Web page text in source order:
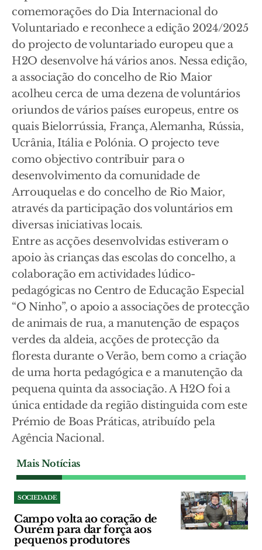
comemorações do Dia Internacional do
Voluntariado e reconhece a edição 2024/2025
do projecto de voluntariado europeu que a
H2O desenvolve há vários anos. Nessa edição,
a associação do concelho de Rio Maior
acolheu cerca de uma dezena de voluntários
oriundos de vários países europeus, entre os
quais Bielorrússia, França, Alemanha, Rússia,
Ucrânia, Itália e Polónia. O projecto teve
como objectivo contribuir para o
desenvolvimento da comunidade de
Arrouquelas e do concelho de Rio Maior,
através da participação dos voluntários em
diversas iniciativas locais.
Entre as acções desenvolvidas estiveram o
apoio às crianças das escolas do concelho, a
colaboração em actividades lúdico-
pedagógicas no Centro de Educação Especial
“O Ninho”, o apoio a associações de protecção
de animais de rua, a manutenção de espaços
verdes da aldeia, acções de protecção da
floresta durante o Verão, bem como a criação
de uma horta pedagógica e a manutenção da
pequena quinta da associação. A H2O foi a
única entidade da região distinguida com este
Prémio de Boas Práticas, atribuído pela
Agência Nacional.
Mais Notícias
SOCIEDADE
Campo volta ao coração de
Ourém para dar força aos
pequenos produtores